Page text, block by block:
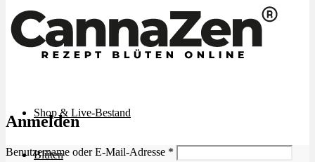
Shop & Live-Bestand
Blüten
Anmelden
Benutzername oder E-Mail-Adresse * Erforderlich